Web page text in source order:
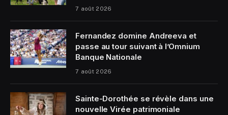
7 août 2026
Fernandez domine Andreeva et
passe au tour suivant à l’Omnium
Banque Nationale
7 août 2026
Sainte-Dorothée se révèle dans une
nouvelle Virée patrimoniale